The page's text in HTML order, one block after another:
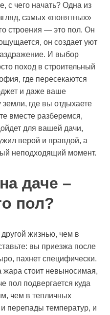
с чего начать? Одна из
самых «понятных»
строения — это пол. Он
он создает уют
И выбор
поход в строительный
где пересекаются
и даже ваше
земли, где вы отдыхаете
вместе разберемся,
для вашей дачи,
верой и правдой, а
неподходящий момент.
даче –
пол?
жизнью, чем в
вы приезжа после
пахнет специфически.
жара стоит невыносимая,
пол подвергается куда
чем в тепличных
перепады температур, и